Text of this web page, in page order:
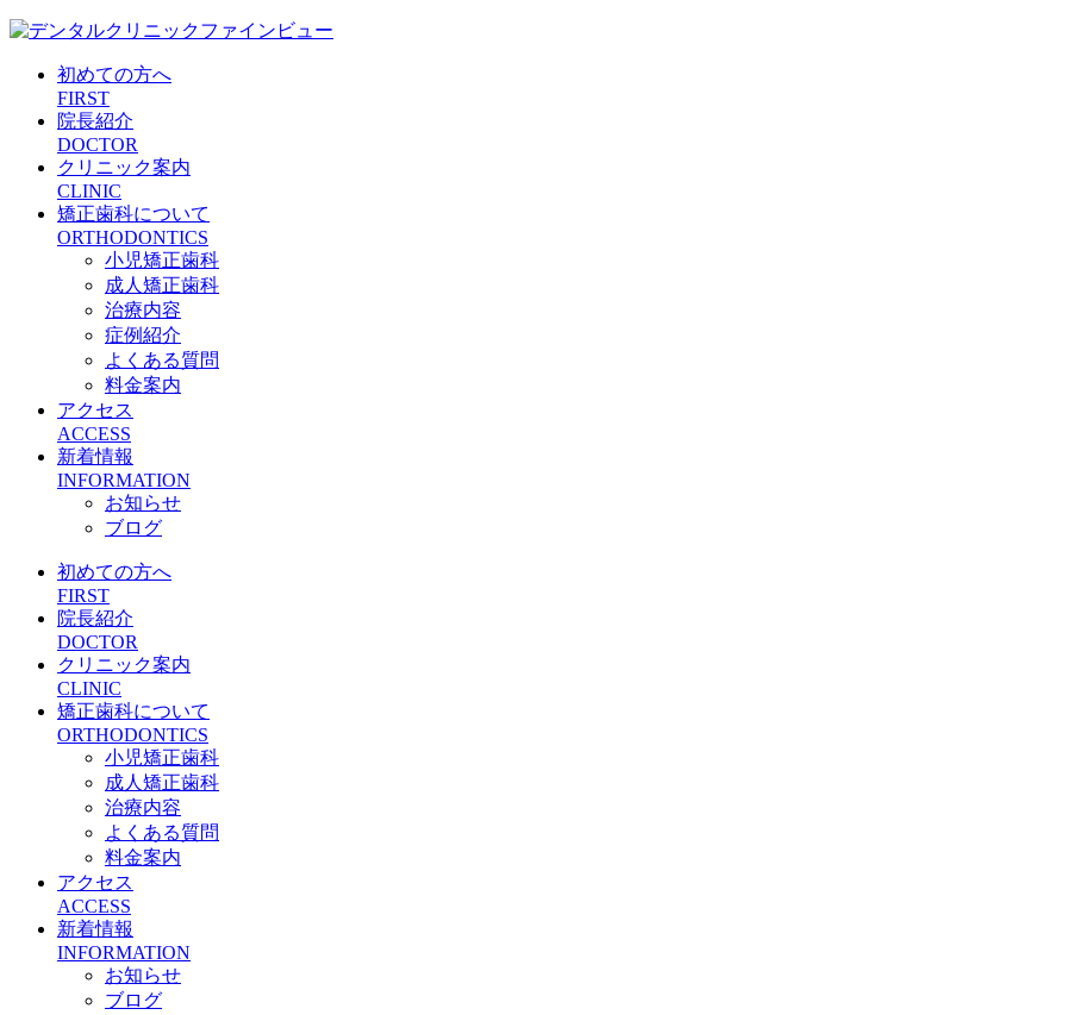
初めての方へ
FIRST
院長紹介
DOCTOR
クリニック案内
CLINIC
矯正歯科について
ORTHODONTICS
小児矯正歯科
成人矯正歯科
治療内容
症例紹介
よくある質問
料金案内
アクセス
ACCESS
新着情報
INFORMATION
お知らせ
ブログ
初めての方へ
FIRST
院長紹介
DOCTOR
クリニック案内
CLINIC
矯正歯科について
ORTHODONTICS
小児矯正歯科
成人矯正歯科
治療内容
よくある質問
料金案内
アクセス
ACCESS
新着情報
INFORMATION
お知らせ
ブログ